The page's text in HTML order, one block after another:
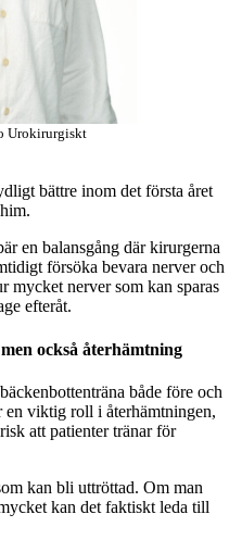
Urokirurgiskt
bättre inom det första året
en balansgång där kirurgerna
försöka bevara nerver och
mycket nerver som kan sparas
efteråt.
också återhämtning
både före och
en viktig roll i återhämtningen,
att patienter tränar för
kan bli uttröttad. Om man
kan det faktiskt leda till